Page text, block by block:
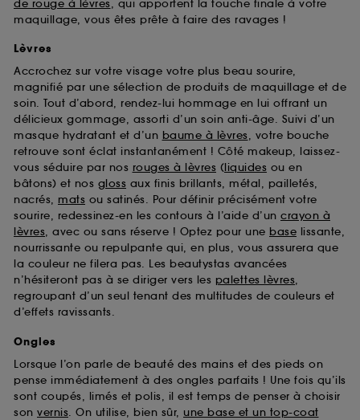
de rouge à lèvres, qui apportent la touche finale à votre
maquillage, vous êtes prête à faire des ravages !
Lèvres
Accrochez sur votre visage votre plus beau sourire,
magnifié par une sélection de produits de maquillage et de
soin. Tout d’abord, rendez-lui hommage en lui offrant un
délicieux gommage, assorti d’un soin anti-âge. Suivi d’un
masque hydratant et d’un baume à lèvres, votre bouche
retrouve sont éclat instantanément ! Côté makeup, laissez-
vous séduire par nos rouges à lèvres (liquides ou en
bâtons) et nos gloss aux finis brillants, métal, pailletés,
nacrés, mats ou satinés. Pour définir précisément votre
sourire, redessinez-en les contours à l’aide d’un crayon à
lèvres, avec ou sans réserve ! Optez pour une base lissante,
nourrissante ou repulpante qui, en plus, vous assurera que
la couleur ne filera pas. Les beautystas avancées
n’hésiteront pas à se diriger vers les palettes lèvres,
regroupant d’un seul tenant des multitudes de couleurs et
d’effets ravissants.
Ongles
Lorsque l’on parle de beauté des mains et des pieds on
pense immédiatement à des ongles parfaits ! Une fois qu’ils
sont coupés, limés et polis, il est temps de penser à choisir
son vernis. On utilise, bien sûr, une base et un top-coat